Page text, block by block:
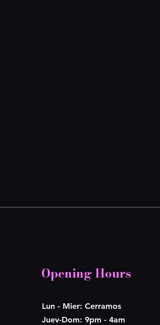
Opening Hours
Lun - Mier: Cerramos
​​Juev-Dom: 9pm - 4am